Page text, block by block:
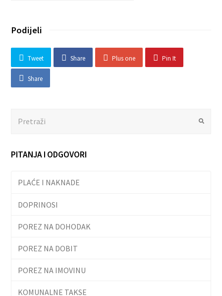
Podijeli
Tweet Share Plus one Pin It
Share
Submit
PITANJA I ODGOVORI
PLAĆE I NAKNADE
DOPRINOSI
POREZ NA DOHODAK
POREZ NA DOBIT
POREZ NA IMOVINU
KOMUNALNE TAKSE